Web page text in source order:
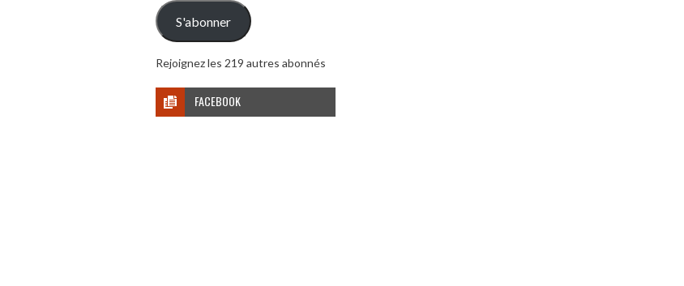
mail
S'abonner
Rejoignez les 219 autres abonnés
FACEBOOK